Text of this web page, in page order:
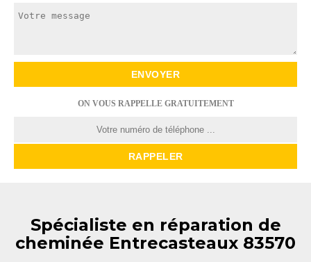
ON VOUS RAPPELLE GRATUITEMENT
Spécialiste en réparation de
cheminée Entrecasteaux 83570